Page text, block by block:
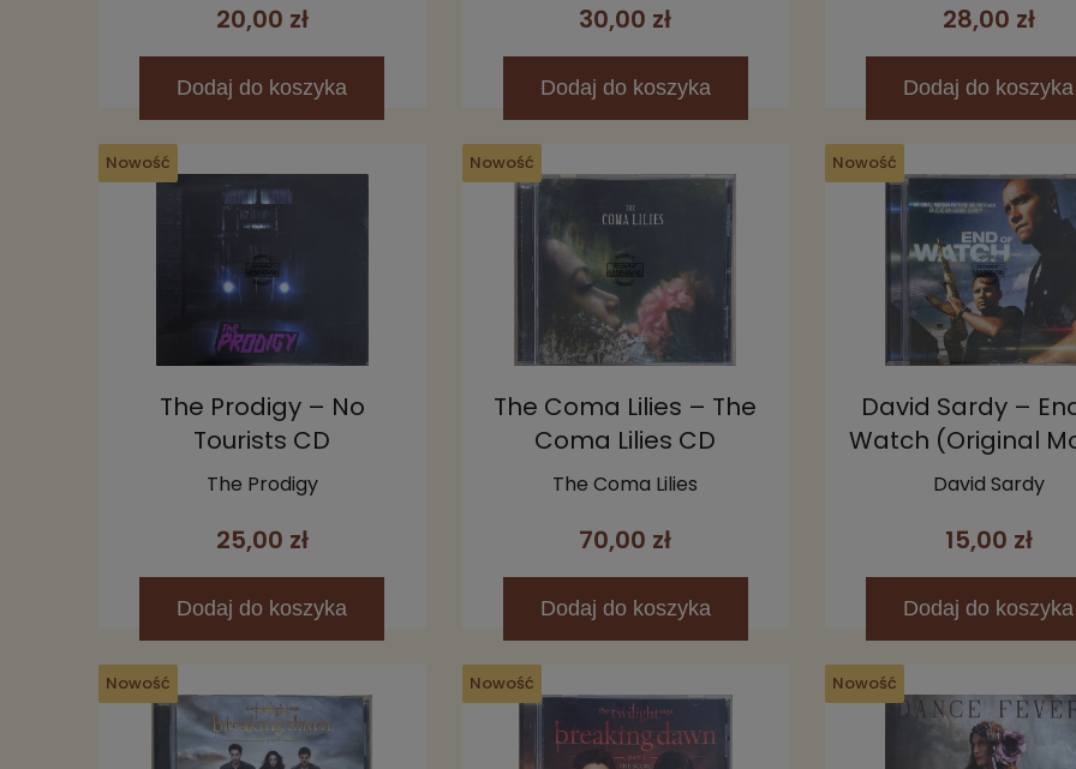
20,00 zł
Dodaj do koszyka
30,00 zł
Dodaj do koszyka
28,00 zł
Dodaj do koszyka
Nowość
The Prodigy – No
Tourists CD
The Prodigy
25,00 zł
Dodaj do koszyka
Nowość
The Coma Lilies – The
Coma Lilies CD
The Coma Lilies
70,00 zł
Dodaj do koszyka
Nowość
David Sardy –
Watch (Original
PictureDavid Sardy
15,00 zł
Dodaj do koszyka
Nowość Nowość Nowość